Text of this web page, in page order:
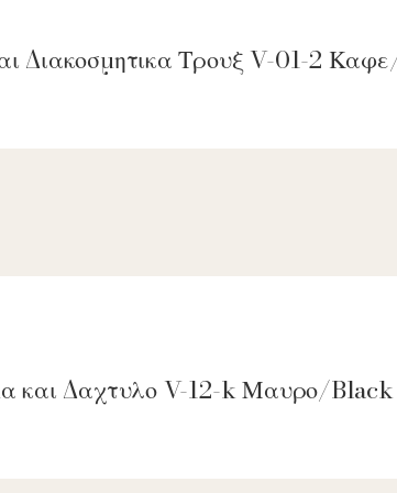
Διακοσμητικα Τρουξ V-01-2
και Δαχτυλο V-12-k Μαυρο/Black